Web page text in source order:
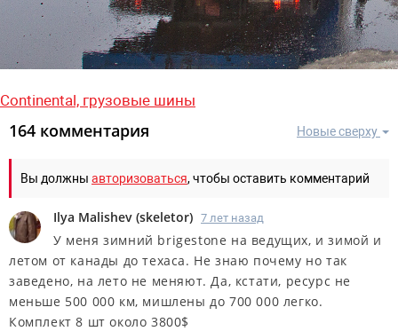
Continental, грузовые шины
Новые сверху
164 комментария
Вы должны авторизоваться, чтобы оставить комментарий
Ilya Malishev (skeletor) 7 лет назад
У меня зимний brigestone на ведущих, и зимой и
летом от канады до техаса. Не знаю почему но так
заведено, на лето не меняют. Да, кстати, ресурс не
меньше 500 000 км, мишлены до 700 000 легко.
Комплект 8 шт около 3800$